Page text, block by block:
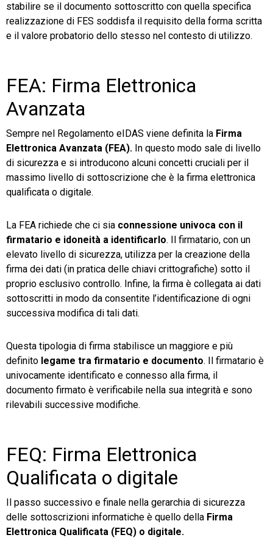
stabilire se il documento sottoscritto con quella specifica
realizzazione di FES soddisfa il requisito della forma scritta
e il valore probatorio dello stesso nel contesto di utilizzo.
FEA: Firma Elettronica
Avanzata
Sempre nel Regolamento eIDAS viene definita la Firma
Elettronica Avanzata (FEA). In questo modo sale di livello
di sicurezza e si introducono alcuni concetti cruciali per il
massimo livello di sottoscrizione che è la firma elettronica
qualificata o digitale.
La FEA richiede che ci sia connessione univoca con il
firmatario e idoneità a identificarlo. Il firmatario, con un
elevato livello di sicurezza, utilizza per la creazione della
firma dei dati (in pratica delle chiavi crittografiche) sotto il
proprio esclusivo controllo. Infine, la firma è collegata ai dati
sottoscritti in modo da consentite l’identificazione di ogni
successiva modifica di tali dati.
Questa tipologia di firma stabilisce un maggiore e più
definito legame tra firmatario e documento. Il firmatario è
univocamente identificato e connesso alla firma, il
documento firmato è verificabile nella sua integrità e sono
rilevabili successive modifiche.
FEQ: Firma Elettronica
Qualificata o digitale
Il passo successivo e finale nella gerarchia di sicurezza
delle sottoscrizioni informatiche è quello della Firma
Elettronica Qualificata (FEQ) o digitale.